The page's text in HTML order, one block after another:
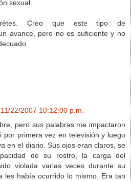
sexual.
Creo que este tipo de
avance, pero no es suficiente y no
11/22/2007 10:12:00 p.m.
pero sus palabras me impactaron
por primera vez en televisión y luego
en el diario. Sus ojos eran claros, se
de su rostro, la carga del
violada varias veces durante su
les había ocurrido lo mismo. Era tan